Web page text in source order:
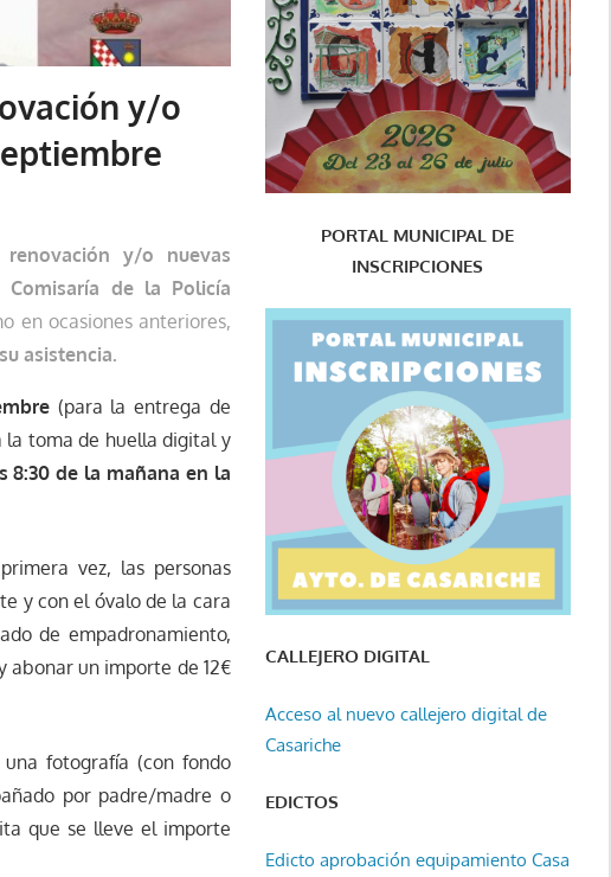
y/o
y/o nuevas
de la Policía
en ocasiones anteriores,
asistencia.
(para la entrega de
la toma de huella digital y
8:30 de la mañana en la
vez, las personas
y con el óvalo de la cara
de empadronamiento,
un importe de 12€
fotografía (con fondo
por padre/madre o
que se lleve el importe
PORTAL MUNICIPAL DE
INSCRIPCIONES
CALLEJERO DIGITAL
Acceso al nuevo callejero digital de
Casariche
EDICTOS
Edicto aprobación equipamiento Casa